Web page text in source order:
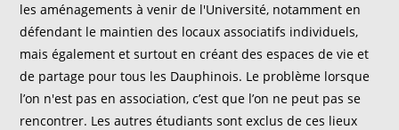
les aménagements à venir de l'Université, notamment en
défendant le maintien des locaux associatifs individuels,
mais également et surtout en créant des espaces de vie et
de partage pour tous les Dauphinois. Le problème lorsque
l’on n'est pas en association, c’est que l’on ne peut pas se
rencontrer. Les autres étudiants sont exclus de ces lieux